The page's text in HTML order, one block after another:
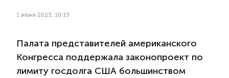
1 июня 2023, 10:13
Палата представителей американского
Конгресса поддержала законопроект по
лимиту госдолга США большинством